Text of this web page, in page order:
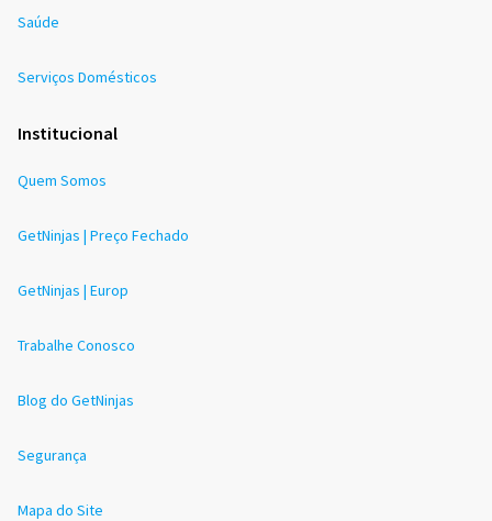
Saúde
Serviços Domésticos
Institucional
Quem Somos
GetNinjas | Preço Fechado
GetNinjas | Europ
Trabalhe Conosco
Blog do GetNinjas
Segurança
Mapa do Site